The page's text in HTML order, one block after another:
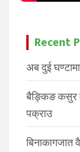
Recent
अब दुई
बैङ्किङ कसुर
पक्राउ
बिनाकागजात